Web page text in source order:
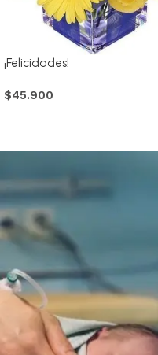
¡Felicidades!
$45.900